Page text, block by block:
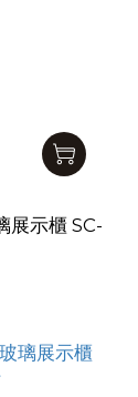
展示櫃 SC-